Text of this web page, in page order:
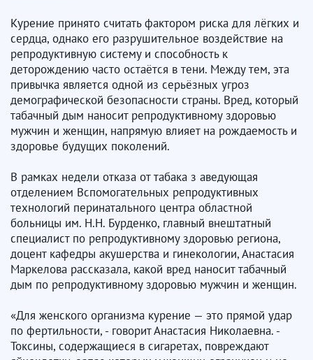
Курение принято считать фактором риска для лёгких и
сердца, однако его разрушительное воздействие на
репродуктивную систему и способность к
деторождению часто остаётся в тени. Между тем, эта
привычка является одной из серьёзных угроз
демографической безопасности страны. Вред, который
табачный дым наносит репродуктивному здоровью
мужчин и женщин, напрямую влияет на рождаемость и
здоровье будущих поколений.
В рамках недели отказа от табака з аведующая
отделением Вспомогательных репродуктивных
технологий перинатального центра областной
больницы им. Н.Н. Бурденко, главный внештатный
специалист по репродуктивному здоровью региона,
доцент кафедры акушерства и гинекологии, Анастасия
Маркелова рассказала, какой вред наносит табачный
дым по репродуктивному здоровью мужчин и женщин.
«Для женского организма курение — это прямой удар
по фертильности, - говорит Анастасия Николаевна. -
Токсины, содержащиеся в сигаретах, повреждают